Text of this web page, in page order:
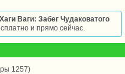
Ваги: Забег Чудаковатого
и прямо сейчас.
1257)